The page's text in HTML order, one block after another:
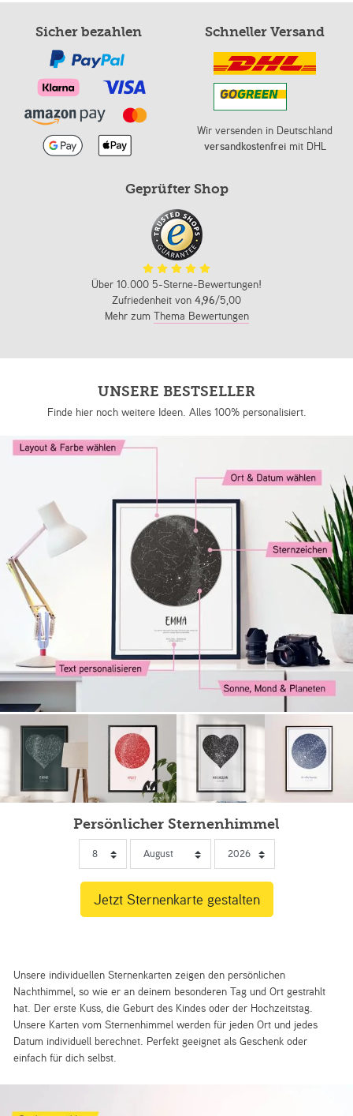
Sicher bezahlen Schneller Versand
Wir versenden in Deutschland
versandkostenfreimit DHL
Geprüfter Shop
Über 10.000 5-Sterne-Bewertungen!
Zufriedenheit von 4,96/5,00
Mehr zum Thema Bewertungen
UNSERE BESTSELLER
Finde hier noch weitere Ideen. Alles 100% personalisiert.
Persönlicher Sternenhimmel
Unsere individuellen Sternenkarten zeigen den persönlichen
Nachthimmel, so wie er an deinem besonderen Tag und Ort gestrahlt
hat. Der erste Kuss, die Geburt des Kindes oder der Hochzeitstag.
Unsere Karten vom Sternenhimmel werden für jeden Ort und jedes
Datum individuell berechnet. Perfekt geeignet als Geschenk oder
einfach für dich selbst.